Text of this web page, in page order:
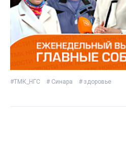
#ТМК_НГС # Синара # здоровье